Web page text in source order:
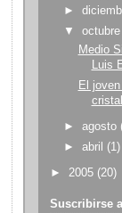
►
▼octubre
Medio
Luis
El
►agosto
►abril (1)
► 2005 (20)
Suscribirse a